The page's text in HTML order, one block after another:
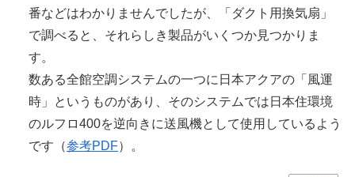
番などはわかりませんでしたが、「ダクト用換気扇」
で調べると、それらしき製品がいくつか見つかりま
す。
数ある全館空調システムの一つに日本アクアの「風運
時」というものがあり、そのシステムでは日本住環境
のルフロ400を逆向きに送風機として使用しているよう
です（参考PDF）。